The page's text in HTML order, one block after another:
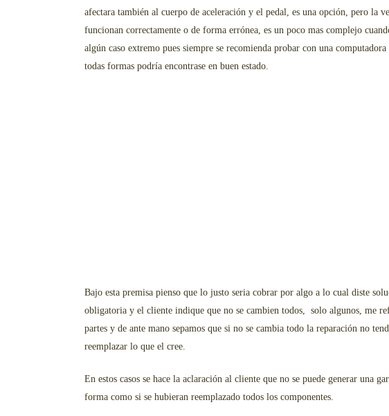
afectara también al cuerpo de aceleración y el pedal, es una opción, pero la
funcionan correctamente o de forma errónea, es un poco mas complejo
algún caso extremo pues siempre se recomienda probar con una
todas formas podría encontrase en buen estado.
Bajo esta premisa pienso que lo justo seria cobrar por algo a lo cual diste
obligatoria y el cliente indique que no se cambien todos, solo algunos, me
partes y de ante mano sepamos que si no se cambia todo la reparación no
reemplazar lo que el cree.
En estos casos se hace la aclaración al cliente que no se puede generar una
forma como si se hubieran reemplazado todos los componentes.